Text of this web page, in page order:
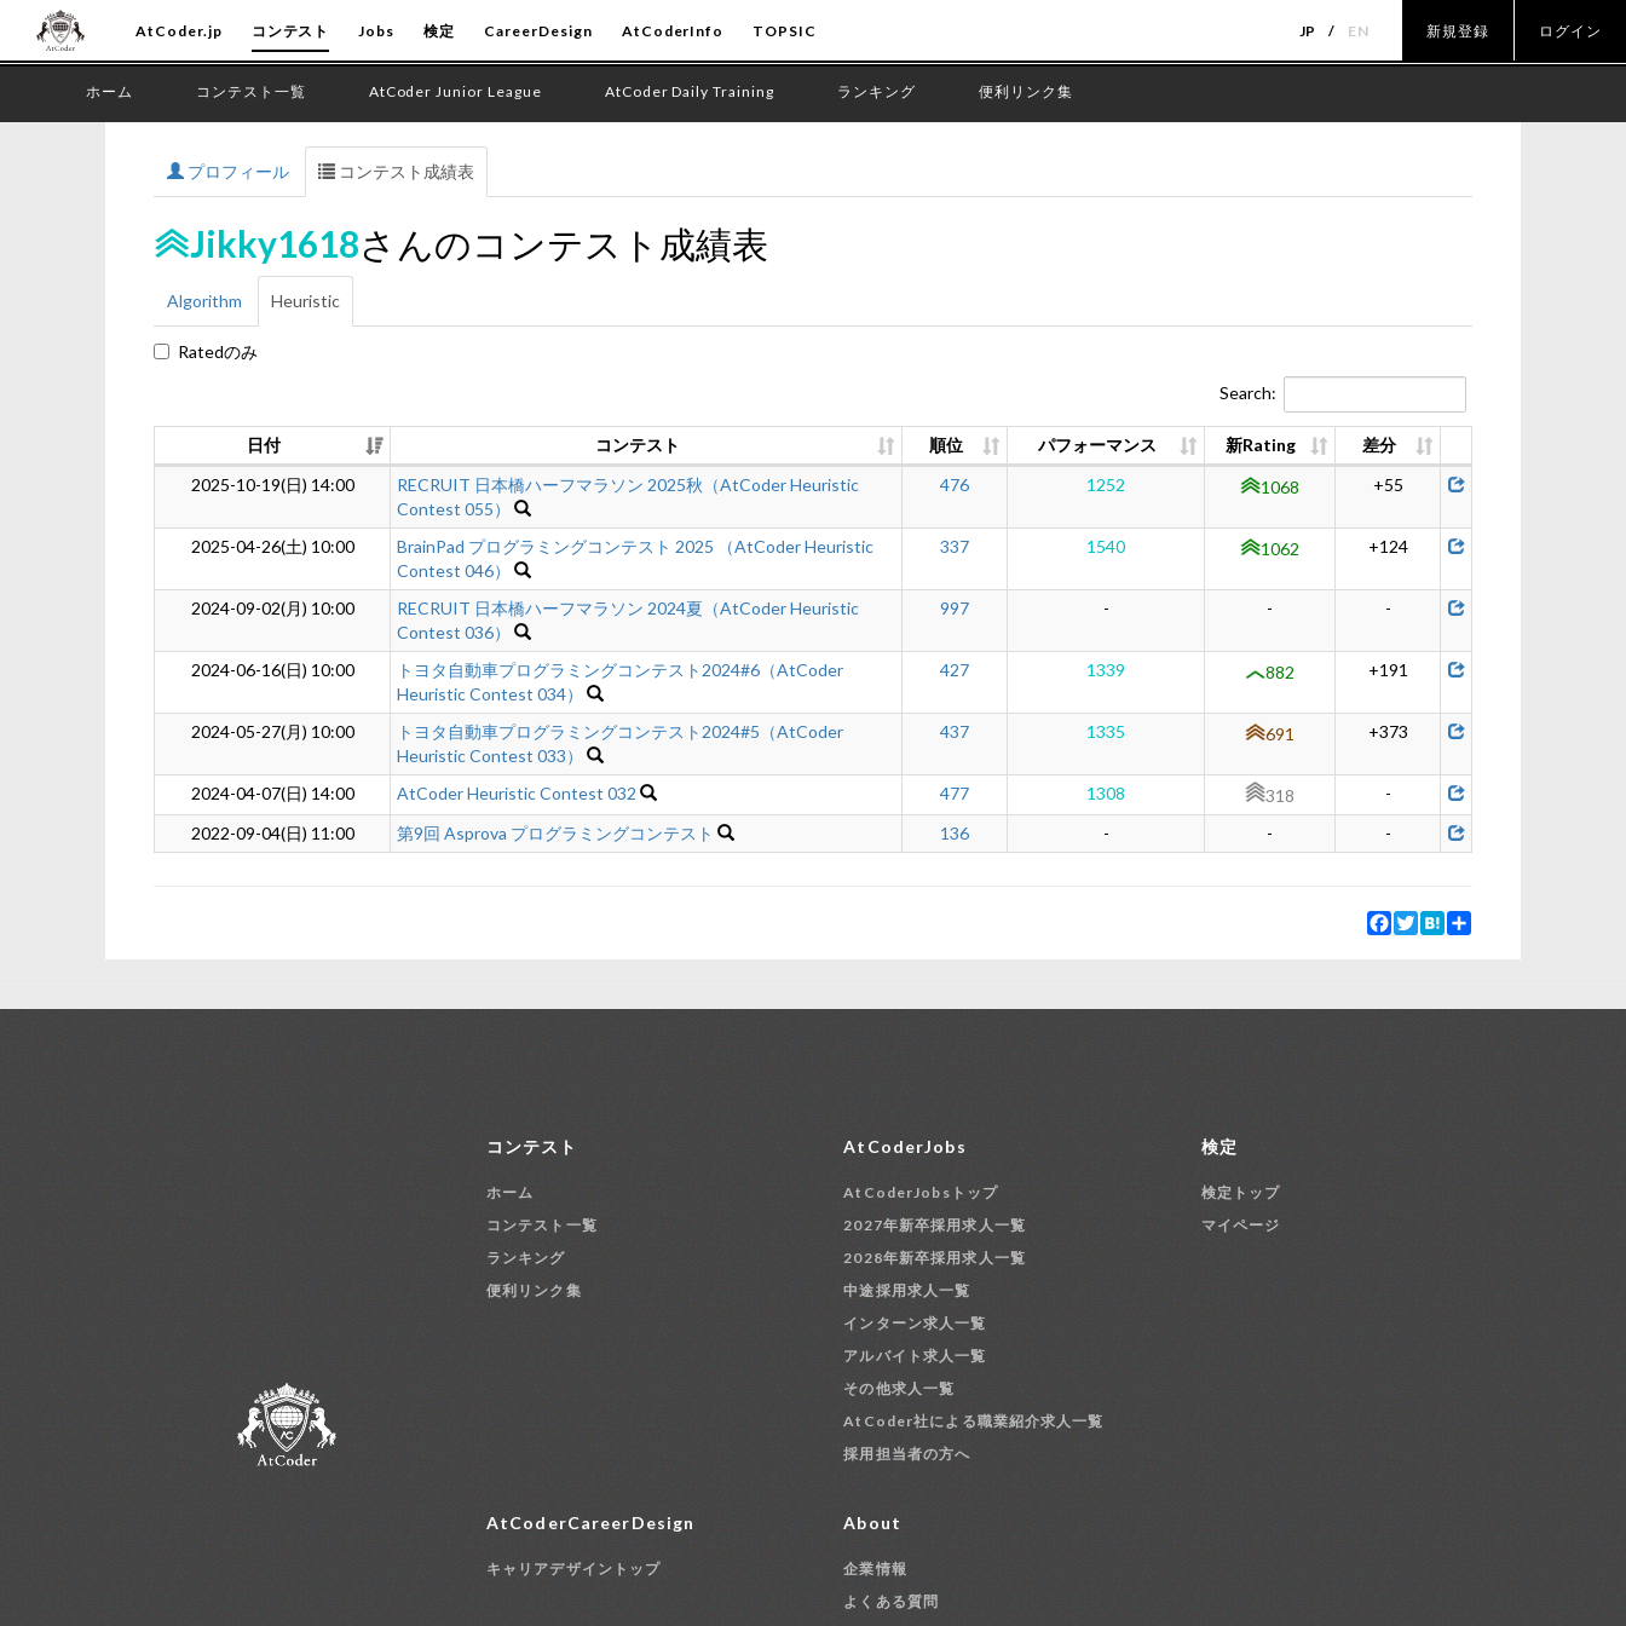
AtCoder.jp コンテスト Jobs 検定 CareerDesign AtCoderInfo TOPSIC JP EN 新規登録 ログイン
ホーム コンテスト一覧 AtCoder Junior League AtCoder Daily Training ランキング 便利リンク集
プロフィール コンテスト成績表
Jikky1618さんのコンテスト成績表
Algorithm Heuristic
Ratedのみ
Search:
日付 コンテスト 順位 パフォーマンス 新Rating
差分
2025-10-19(日) 14:00
RECRUIT 日本橋ハーフマラソン 2025秋（AtCoder Heuristic
Contest 055）
476 1252 1068 +55
2025-04-26(土) 10:00
BrainPad プログラミングコンテスト 2025 （AtCoder Heuristic
Contest 046）
337 1540 1062 +124
2024-09-02(月) 10:00
RECRUIT 日本橋ハーフマラソン 2024夏（AtCoder Heuristic
Contest 036）
997 - - -
2024-06-16(日) 10:00
トヨタ自動車プログラミングコンテスト2024#6（AtCoder
Heuristic Contest 034）
427 1339 882 +191
2024-05-27(月) 10:00
トヨタ自動車プログラミングコンテスト2024#5（AtCoder
Heuristic Contest 033）
437 1335 691 +373
2024-04-07(日) 14:00 AtCoder Heuristic Contest 032 477 1308 318
-
2022-09-04(日) 11:00
第9回 Asprova プログラミングコンテスト 136 - - -
Facebook
Twitter
Hatena
コンテスト
ホーム
コンテスト一覧
ランキング
便利リンク集
AtCoderJobs
AtCoderJobsトップ
2027年新卒採用求人一覧
2028年新卒採用求人一覧
中途採用求人一覧
インターン求人一覧
アルバイト求人一覧
その他求人一覧
AtCoder社による職業紹介求人一覧
採用担当者の方へ
検定
検定トップ
マイページ
AtCoderCareerDesign
キャリアデザイントップ
About
企業情報
よくある質問